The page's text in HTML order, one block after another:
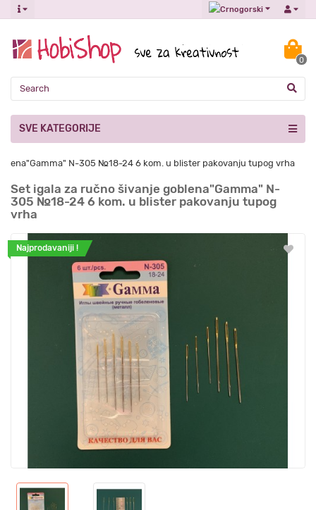
0
SVE KATEGORIJE
N-305 №18-24 6 kom. u blister pakovanju tupog vrha
Set igala za ručno šivanje goblena"Gamma" N-
305 №18-24 6 kom. u blister pakovanju tupog
vrha
Najprodavaniji !